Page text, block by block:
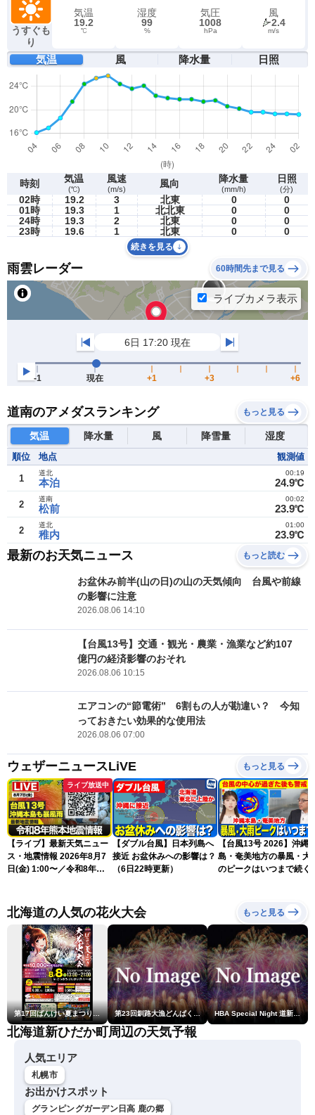
うすぐも
り
気温
19.2
℃
湿度
99
%
気圧
1008
hPa
風
2.4
m/s
気温 風 降水量 日照
時刻 気温
(℃)
風速
(m/s) 風向 降水量
(mm/h)
日照
(分)
02時 19.2 3 北東 0
0
01時
19.3 1 北北東 0
0
24時
19.3 2 北東 0
0
23時
19.6 1 北東 0 0
続きを見る
雨雲レーダー 60時間先まで見る
道南のアメダスランキング もっと見る
気温 降水量 風 降雪量 湿度
順位 地点 観測値
1 本泊
道北
24.9℃
00:19
2 松前
道南
23.9℃
00:02
2 稚内
道北
23.9℃
01:00
最新のお天気ニュース もっと読む
お盆休み前半(山の日)の山の天気傾向 台風や前線
の影響に注意
2026.08.06 14:10
【台風13号】交通・観光・農業・漁業など約107
億円の経済影響のおそれ
2026.08.06 10:15
エアコンの“節電術” 6割もの人が勘違い？ 今知
っておきたい効果的な使用法
2026.08.06 07:00
ウェザーニュースLiVE もっと見る
ライブ放送中
【ライブ】最新天気ニュー
ス・地震情報 2026年8月7
日(金) 1:00〜／令和8年熊
スLiVE〉
【ダブル台風】日本列島へ
接近 お盆休みへの影響は？
（6日22時更新）
【台風13号 2026】沖縄
島・奄美地方の暴風・大
のピークはいつまで続く
北海道の人気の花火大会 もっと見る
第17回ばんけい夏まつり大花火大会 第23回釧路大漁どんぱく花火大会 ～道新・光と音のファンタジー～ HBA Special Night 道新・秋華火（はなび）
北海道新ひだか町周辺の天気予報
人気エリア
札幌市
お出かけスポット
グランピングガーデン日高 鹿の郷